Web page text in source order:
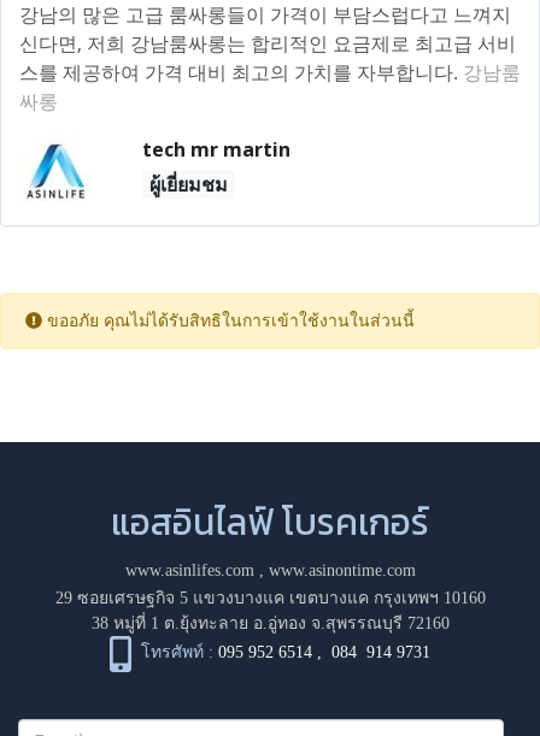
강남의 많은 고급 룸싸롱들이 가격이 부담스럽다고 느껴지
신다면, 저희 강남룸싸롱는 합리적인 요금제로 최고급 서비
스를 제공하여 가격 대비 최고의 가치를 자부합니다. 강남룸
싸롱
tech mr martin
ผู้เยี่ยมชม
ขออภัย คุณไม่ได้รับสิทธิในการเข้าใช้งานในส่วนนี้
แอสอินไลฟ์ โบรคเกอร์
www.asinlifes.com, www.asinontime.com
29 ซอยเศรษฐกิจ 5 แขวงบางแค เขตบางแค กรุงเทพฯ 10160
38 หมู่ที่ 1 ต.ยุ้งทะลาย อ.อู่ทอง จ.สุพรรณบุรี 72160
โทรศัพท์ : 095 952 6514 ,084 914 9731